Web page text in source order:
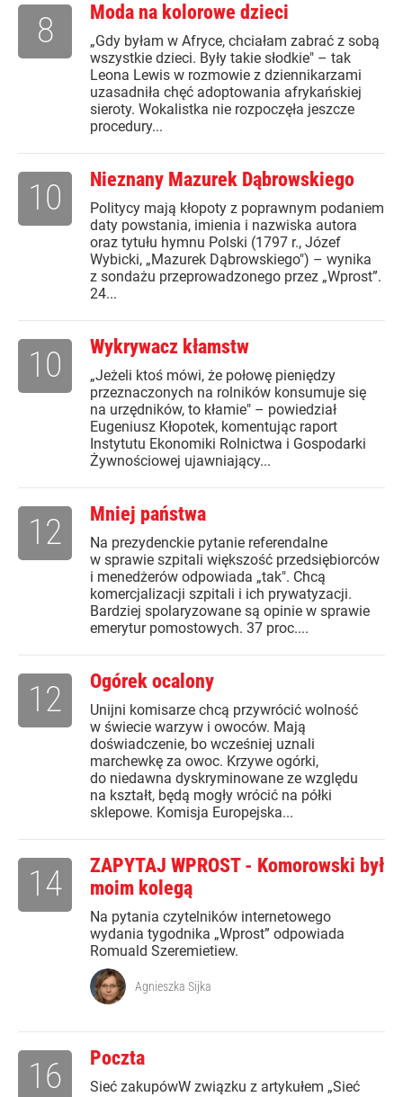
Moda na kolorowe dzieci
„Gdy byłam w Afryce, chciałam zabrać z sobą
wszystkie dzieci. Były takie słodkie" – tak
Leona Lewis w rozmowie z dziennikarzami
uzasadniła chęć adoptowania afrykańskiej
sieroty. Wokalistka nie rozpoczęła jeszcze
procedury...
8
Nieznany Mazurek Dąbrowskiego
Politycy mają kłopoty z poprawnym podaniem
daty powstania, imienia i nazwiska autora
oraz tytułu hymnu Polski (1797 r., Józef
Wybicki, „Mazurek Dąbrowskiego") – wynika
z sondażu przeprowadzonego przez „Wprost”.
24...
10
Wykrywacz kłamstw
„Jeżeli ktoś mówi, że połowę pieniędzy
przeznaczonych na rolników konsumuje się
na urzędników, to kłamie" – powiedział
Eugeniusz Kłopotek, komentując raport
Instytutu Ekonomiki Rolnictwa i Gospodarki
Żywnościowej ujawniający...
10
Mniej państwa
Na prezydenckie pytanie referendalne
w sprawie szpitali większość przedsiębiorców
i menedżerów odpowiada „tak". Chcą
komercjalizacji szpitali i ich prywatyzacji.
Bardziej spolaryzowane są opinie w sprawie
emerytur pomostowych. 37 proc....
12
Ogórek ocalony
Unijni komisarze chcą przywrócić wolność
w świecie warzyw i owoców. Mają
doświadczenie, bo wcześniej uznali
marchewkę za owoc. Krzywe ogórki,
do niedawna dyskryminowane ze względu
na kształt, będą mogły wrócić na półki
sklepowe. Komisja Europejska...
12
ZAPYTAJ WPROST - Komorowski był
moim kolegą
Na pytania czytelników internetowego
wydania tygodnika „Wprost” odpowiada
Romuald Szeremietiew.
14
Agnieszka Sijka
Poczta
Sieć zakupówW związku z artykułem „Sieć
16